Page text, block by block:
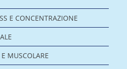
E CONCENTRAZIONE
MUSCOLARE